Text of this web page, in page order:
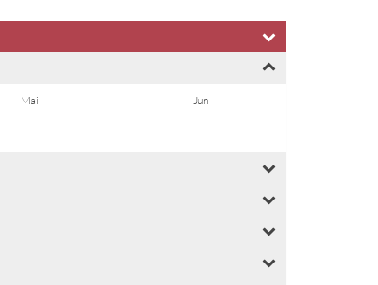
Mai Jun